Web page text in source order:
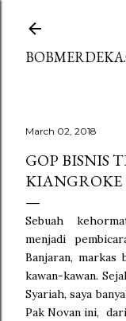
March 02, 2018
GOP BISNIS
KIANGROKE
Sebuah
menjadi
Banjaran, markas
kawan-kawan.
Syariah, saya
Pak Novan ini,